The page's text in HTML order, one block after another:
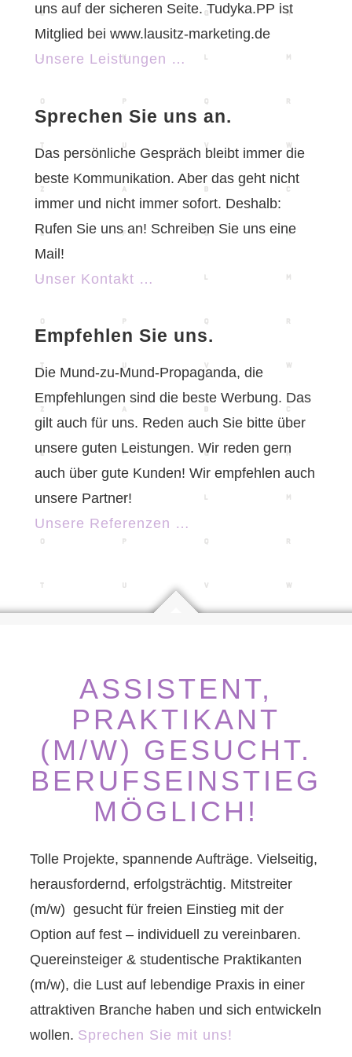
uns auf der sicheren Seite. Tudyka.PP ist
Mitglied bei www.lausitz-marketing.de
Unsere Leistungen …
Sprechen Sie uns an.
Das persönliche Gespräch bleibt immer die
beste Kommunikation. Aber das geht nicht
immer und nicht immer sofort. Deshalb:
Rufen Sie uns an! Schreiben Sie uns eine
Mail!
Unser Kontakt …
Empfehlen Sie uns.
Die Mund-zu-Mund-Propaganda, die
Empfehlungen sind die beste Werbung. Das
gilt auch für uns. Reden auch Sie bitte über
unsere guten Leistungen. Wir reden gern
auch über gute Kunden! Wir empfehlen auch
unsere Partner!
Unsere Referenzen …
ASSISTENT,
PRAKTIKANT
(M/W) GESUCHT.
BERUFSEINSTIEG
MÖGLICH!
Tolle Projekte, spannende Aufträge. Vielseitig,
herausfordernd, erfolgsträchtig. Mitstreiter
(m/w) gesucht für freien Einstieg mit der
Option auf fest – individuell zu vereinbaren.
Quereinsteiger & studentische Praktikanten
(m/w), die Lust auf lebendige Praxis in einer
attraktiven Branche haben und sich entwickeln
wollen. Sprechen Sie mit uns!